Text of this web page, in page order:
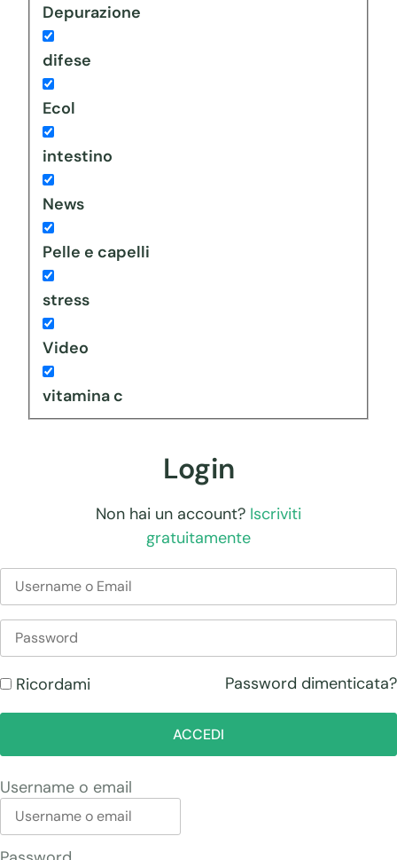
Depurazione
difese
Ecol
intestino
News
Pelle e capelli
stress
Video
vitamina c
Login
Non hai un account? Iscriviti
gratuitamente
Ricordami
ACCEDI
Password dimenticata?
Username o email